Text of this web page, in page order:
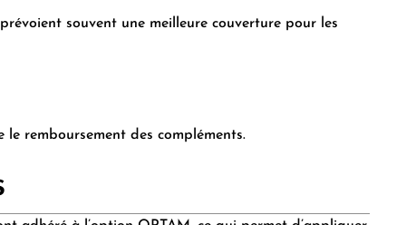
souvent une meilleure couverture pour les
remboursement des compléments.